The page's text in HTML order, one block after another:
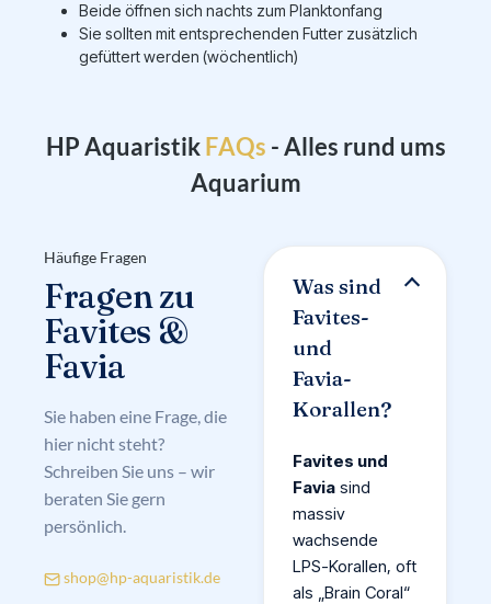
Beide öffnen sich nachts zum Planktonfang
Sie sollten mit entsprechenden Futter zusätzlich
gefüttert werden (wöchentlich)
HP AquaristikF
A
- Alles rund ums
Aquarium
Häufige Fragen
Fragen zu
Favites &
Favia
Sie haben eine Frage, die
hier nicht steht?
Schreiben Sie uns – wir
beraten Sie gern
persönlich.
shop@hp-aquaristik.de
Was sind
Favites-
und
Favia-
Korallen?
Favites und
Favia sind
massiv
wachsende
LPS-Korallen, oft
als „Brain Coral“